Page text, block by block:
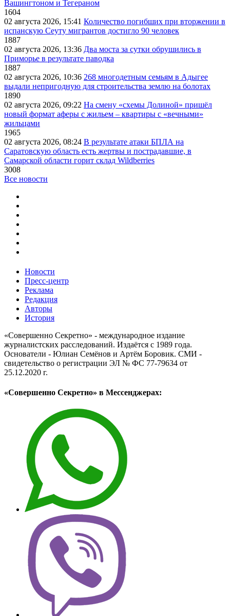
Вашингтоном и Тегераном
1604
02 августа 2026, 15:41 Количество погибших при вторжении в
испанскую Сеуту мигрантов достигло 90 человек
1887
02 августа 2026, 13:36 Два моста за сутки обрушились в
Приморье в результате паводка
1887
02 августа 2026, 10:36 268 многодетным семьям в Адыгее
выдали непригодную для строительства землю на болотах
1890
02 августа 2026, 09:22 На смену «схемы Долиной» пришёл
новый формат аферы с жильем – квартиры с «вечными»
жильцами
1965
02 августа 2026, 08:24 В результате атаки БПЛА на
Саратовскую область есть жертвы и пострадавшие, в
Самарской области горит склад Wildberries
3008
Все новости
Новости
Пресс-центр
Реклама
Редакция
Авторы
История
«Совершенно Секретно» - международное издание
журналистских расследований. Издаётся с 1989 года.
Основатели - Юлиан Семёнов и Артём Боровик. CМИ -
свидетельство о регистрации ЭЛ № ФС 77-79634 от
25.12.2020 г.
«Совершенно Секретно» в Мессенджерах: